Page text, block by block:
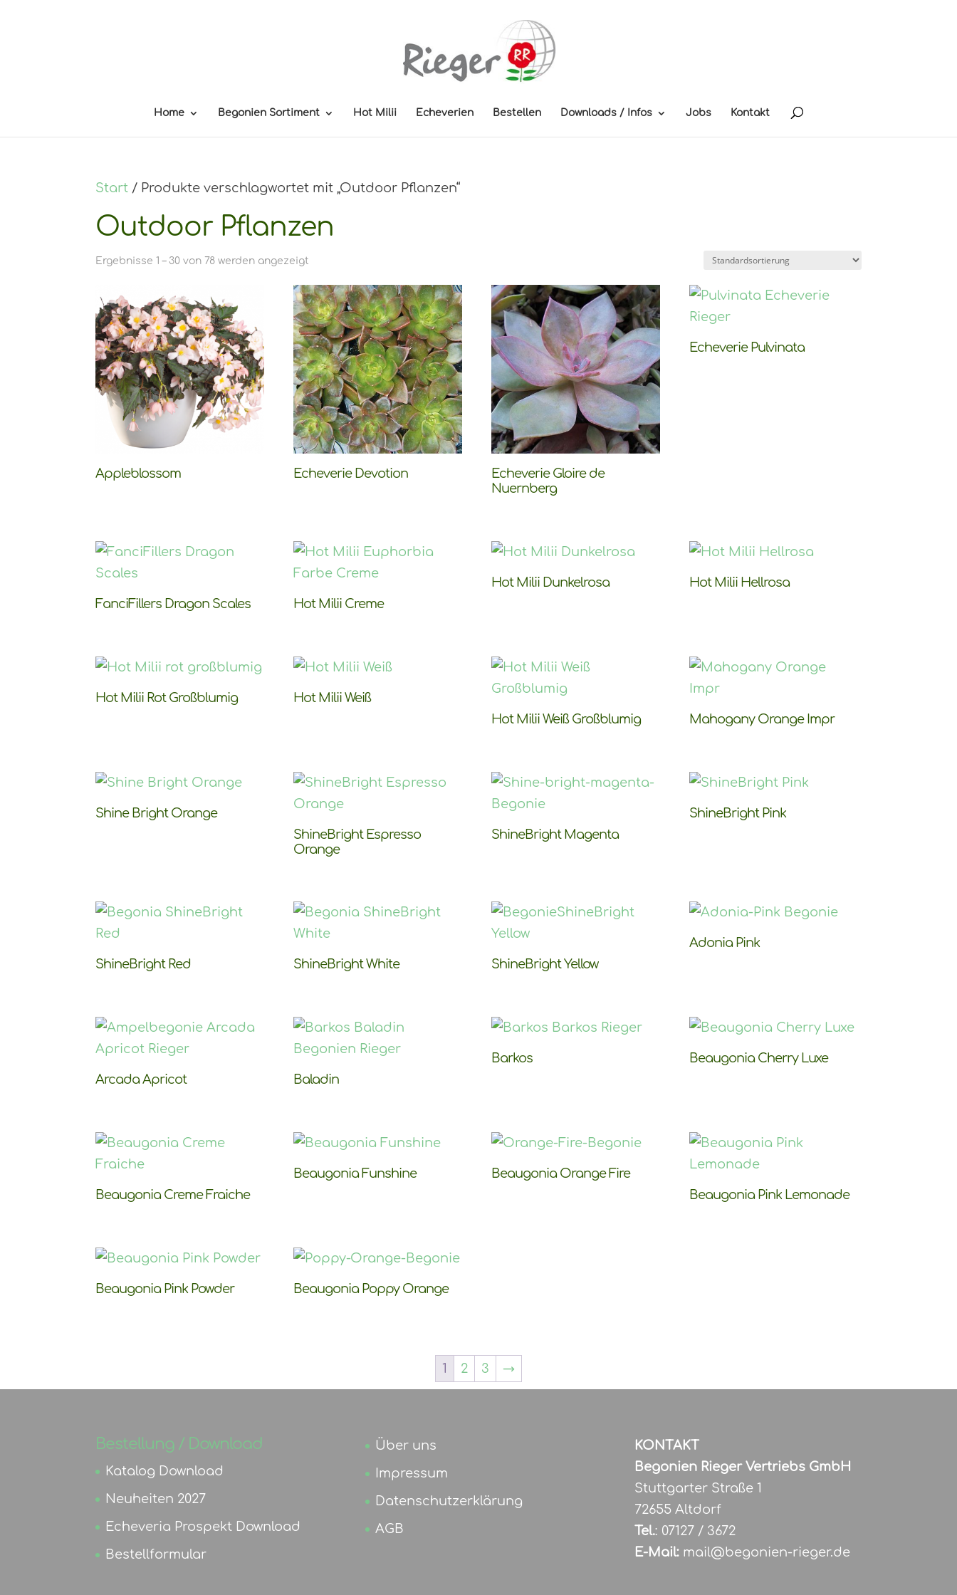
Home Begonien Sortiment Hot Milii Echeverien Bestellen Downloads / Infos Jobs Kontakt
Start / Produkte verschlagwortet mit „Outdoor Pflanzen“
Outdoor Pflanzen
Ergebnisse 1 – 30 von 78 werden angezeigt
Appleblossom Echeverie Devotion
Echeverie Gloire de
Nuernberg
Echeverie Pulvinata
FanciFillers Dragon Scales Hot Milii Creme
Hot Milii Dunkelrosa Hot Milii Hellrosa
Hot Milii Rot Großblumig
Hot Milii Weiß
Hot Milii Weiß Großblumig
Mahogany Orange Impr
Shine Bright Orange
ShineBright Espresso
Orange
ShineBright Magenta
ShineBright Pink
ShineBright Red ShineBright White ShineBright Yellow
Adonia Pink
Arcada Apricot Baladin
Barkos Beaugonia Cherry Luxe
Beaugonia Creme Fraiche
Beaugonia Funshine
Beaugonia Orange Fire
Beaugonia Pink Lemonade
Beaugonia Pink Powder Beaugonia Poppy Orange
1 2 3 →
Bestellung / Download
Katalog Download
Neuheiten 2027
Echeveria Prospekt Download
Bestellformular
Über uns
Impressum
Datenschutzerklärung
AGB
KONTAKT
Begonien Rieger Vertriebs GmbH
Stuttgarter Straße 1
72655 Altdorf
Tel.: 07127 / 3672
E-Mail: mail@begonien-rieger.de